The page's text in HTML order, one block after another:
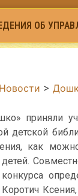
ОБ
Новости >
приняли
детской
как